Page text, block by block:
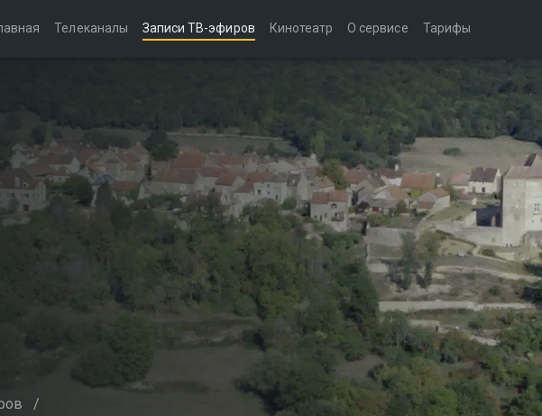
Телеканалы Записи ТВ-эфиров Кинотеатр О сервисе Тарифы
/